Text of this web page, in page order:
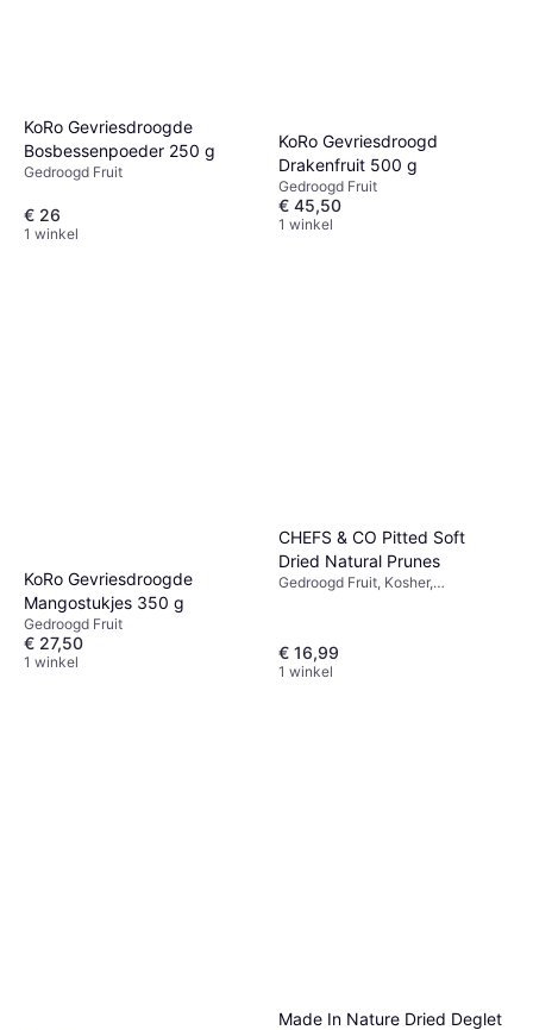
KoRo Gevriesdroogde
Bosbessenpoeder 250 g
Gedroogd Fruit
€ 26
1 winkel
KoRo Gevriesdroogd
Drakenfruit 500 g
Gedroogd Fruit
€ 45,50
1 winkel
KoRo Gevriesdroogde
Mangostukjes 350 g
Gedroogd Fruit
€ 27,50
1 winkel
CHEFS & CO Pitted Soft
Dried Natural Prunes
Gedroogd Fruit, Kosher,
€ 16,99
1 winkel
Made In Nature Dried Deglet